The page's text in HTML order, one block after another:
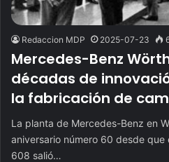
Redaccion MDP 2025-07-23
Mercedes-Benz
décadas de
la fabricación de
La planta de Mercedes-Benz en
aniversario número 60 desde que
608 salió…